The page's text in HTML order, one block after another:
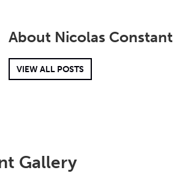
About Nicolas Constant
VIEW ALL POSTS
Gallery